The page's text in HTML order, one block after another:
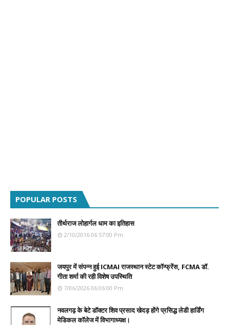
POPULAR POSTS
तीर्थराज लोहार्गल धाम का इतिहास
2/10/2016 06:57:00 Pm
जयपुर में संपन्न हुई ICMAI राजस्थान स्टेट कॉन्फ्रेंस, FCMA डॉ.
गीता शर्मा की रही विशेष उपस्थिति
7/06/2026 06:06:00 Pm
नवलगढ़ के बेटे डॉक्टर शिव प्रसाद खेदड़ होंगे प्रसिद्ध लेडी हार्डिंग
मेडिकल कॉलेज में विभागाध्यक्ष।